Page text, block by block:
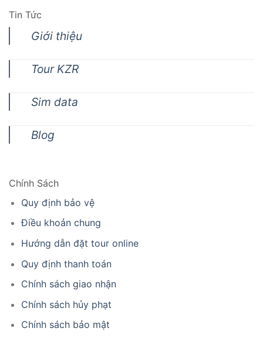
Tin Tức
Giới thiệu
Tour KZR
Sim data
Blog
Chính Sách
Quy định bảo vệ
Điều khoản chung
Hướng dẫn đặt tour online
Quy định thanh toán
Chính sách giao nhận
Chính sách hủy phạt
Chính sách bảo mật